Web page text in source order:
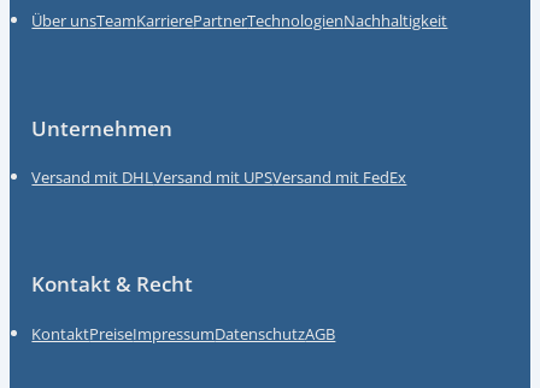
Über unsTeamKarrierePartnerTechnologienNachhaltigkeit
Unternehmen
Versand mit DHLVersand mit UPSVersand mit FedEx
Kontakt & Recht
KontaktPreiseImpressumDatenschutzAGB